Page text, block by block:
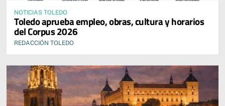
NOTICIAS TOLEDO
Toledo aprueba empleo, obras, cultura y horarios
del Corpus 2026
REDACCIÓN TOLEDO